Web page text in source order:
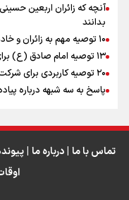
اینفو برنا / جدول
عراق
بدانند
۱۰ توصیه مهم به زائران و خادمان پیاده روی اربعین
۱۳ توصیه امام صادق (ع) برای پیاده‌روی اربعین
۲۰ توصیه کاربردی برای شرکت در پیاده روی اربعین ۱۴۰۵
پاسخ به سه‌ شبهه درباره
تماس با ما | درباره ما |